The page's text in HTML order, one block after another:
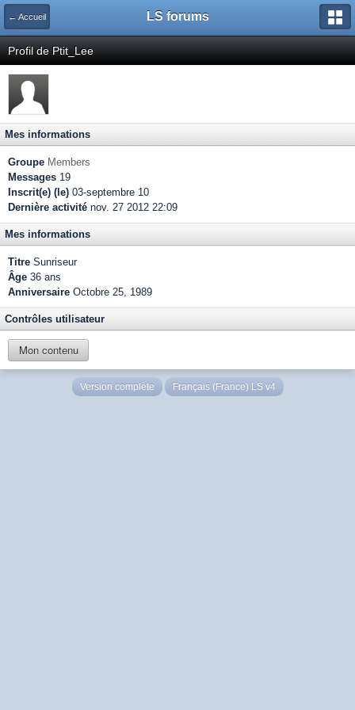
← Accueil LS forums
Profil de Ptit_Lee
Mes informations
Groupe Members
Messages 19
Inscrit(e) (le) 03-septembre 10
Dernière activité nov. 27 2012 22:09
Mes informations
Titre Sunriseur
Âge 36 ans
Anniversaire Octobre 25, 1989
Contrôles utilisateur
Mon contenu
Version complète Français (France) LS v4